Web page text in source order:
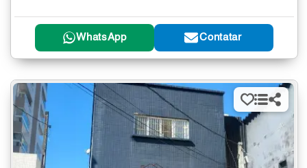
WhatsApp Contatar